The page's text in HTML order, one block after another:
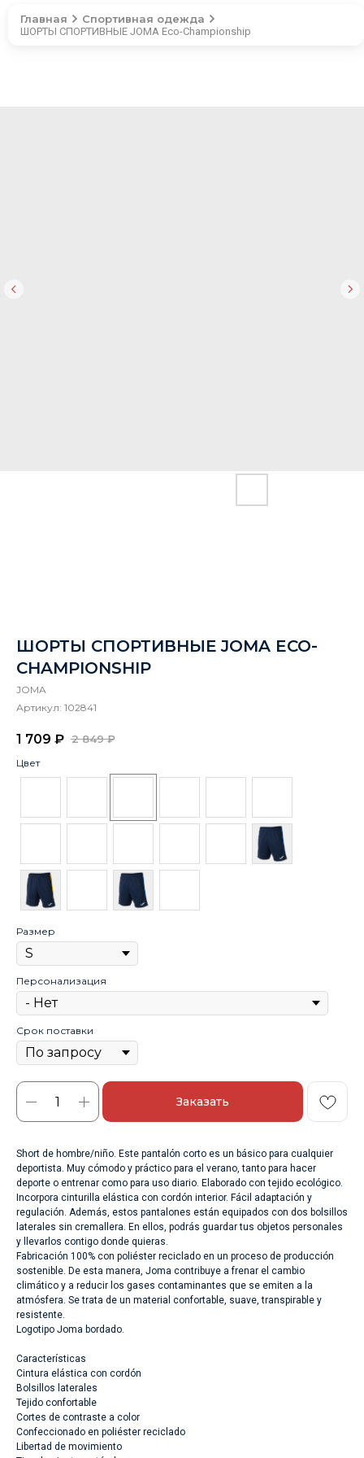
Главная Спортивная одежда
ШОРТЫ СПОРТИВНЫЕ JOMA Eco-Championship
ШОРТЫ СПОРТИВНЫЕ JOMA ECO-
CHAMPIONSHIP
JOMA
Артикул: 102841
1 709 ₽ 2 849 ₽
Цвет
Размер
Персонализация
Срок поставки
Заказать
Short de hombre/niño. Este pantalón corto es un básico para cualquier
deportista. Muy cómodo y práctico para el verano, tanto para hacer
deporte o entrenar como para uso diario. Elaborado con tejido ecológico.
Incorpora cinturilla elástica con cordón interior. Fácil adaptación y
regulación. Además, estos pantalones están equipados con dos bolsillos
laterales sin cremallera. En ellos, podrás guardar tus objetos personales
y llevarlos contigo donde quieras.
Fabricación 100% con poliéster reciclado en un proceso de producción
sostenible. De esta manera, Joma contribuye a frenar el cambio
climático y a reducir los gases contaminantes que se emiten a la
atmósfera. Se trata de un material confortable, suave, transpirable y
resistente.
Logotipo Joma bordado.
Características
Cintura elástica con cordón
Bolsillos laterales
Tejido confortable
Cortes de contraste a color
Confeccionado en poliéster reciclado
Libertad de movimiento